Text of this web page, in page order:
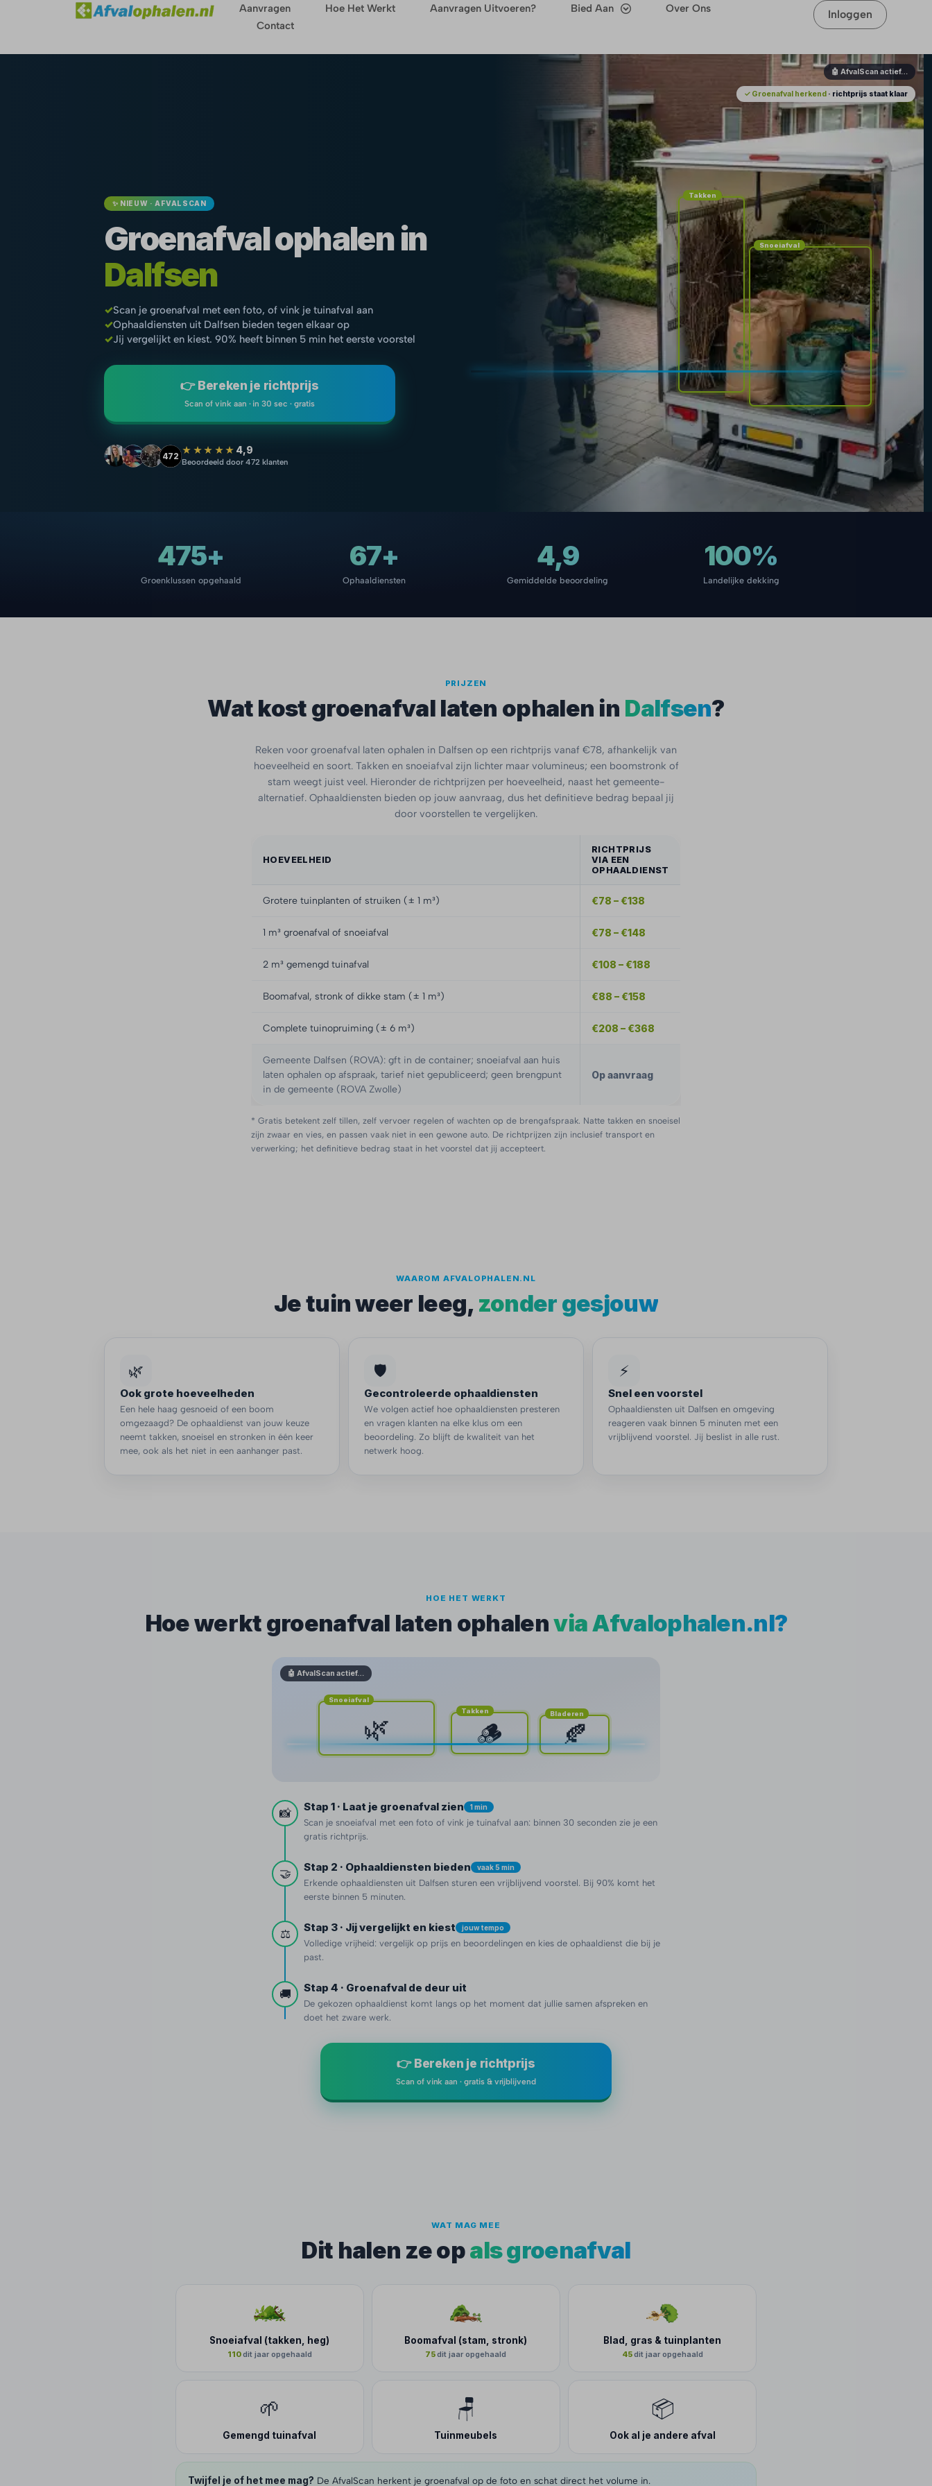
Aanvragen Hoe Het Werkt Aanvragen Uitvoeren? Bied Aan
Over Ons
Contact
Inloggen
🤖 AfvalScan actief…
Takken
Snoeiafval
✓ Groenafval herkend · richtprijs staat klaar
✨ NIEUW · AFVALSCAN
Groenafval ophalen in
Dalfsen
✓Scan je groenafval met een foto, of vink je tuinafval aan
✓Ophaaldiensten uit Dalfsen bieden tegen elkaar op
✓Jij vergelijkt en kiest. 90% heeft binnen 5 min het eerste voorstel
👉 Bereken je richtprijs
Scan of vink aan · in 30 sec · gratis
472 ★★★★★ 4,9
Beoordeeld door 472 klanten
475+
Groenklussen opgehaald
67+
Ophaaldiensten
4,9
Gemiddelde beoordeling
100%
Landelijke dekking
PRIJZEN
Wat kost groenafval laten ophalen in Dalfsen?
Reken voor groenafval laten ophalen in Dalfsen op een richtprijs vanaf €78, afhankelijk van
hoeveelheid en soort. Takken en snoeiafval zijn lichter maar volumineus; een boomstronk of
stam weegt juist veel. Hieronder de richtprijzen per hoeveelheid, naast het gemeente-
alternatief. Ophaaldiensten bieden op jouw aanvraag, dus het definitieve bedrag bepaal jij
door voorstellen te vergelijken.
HOEVEELHEID
RICHTPRIJS
VIA EEN
OPHAALDIENST
Grotere tuinplanten of struiken (± 1 m³) €78 – €138
1 m³ groenafval of snoeiafval €78 – €148
2 m³ gemengd tuinafval €108 – €188
Boomafval, stronk of dikke stam (± 1 m³) €88 – €158
Complete tuinopruiming (± 6 m³) €208 – €368
Gemeente Dalfsen (ROVA): gft in de container; snoeiafval aan huis
laten ophalen op afspraak, tarief niet gepubliceerd; geen brengpunt
in de gemeente (ROVA Zwolle)
Op aanvraag
* Gratis betekent zelf tillen, zelf vervoer regelen of wachten op de brengafspraak. Natte takken en snoeisel
zijn zwaar en vies, en passen vaak niet in een gewone auto. De richtprijzen zijn inclusief transport en
verwerking; het definitieve bedrag staat in het voorstel dat jij accepteert.
WAAROM AFVALOPHALEN.NL
Je tuin weer leeg, zonder gesjouw
🌿
Ook grote hoeveelheden
Een hele haag gesnoeid of een boom
omgezaagd? De ophaaldienst van jouw keuze
neemt takken, snoeisel en stronken in één keer
mee, ook als het niet in een aanhanger past.
🛡️
Gecontroleerde ophaaldiensten
We volgen actief hoe ophaaldiensten presteren
en vragen klanten na elke klus om een
beoordeling. Zo blijft de kwaliteit van het
netwerk hoog.
⚡
Snel een voorstel
Ophaaldiensten uit Dalfsen en omgeving
reageren vaak binnen 5 minuten met een
vrijblijvend voorstel. Jij beslist in alle rust.
HOE HET WERKT
Hoe werkt groenafval laten ophalenvia Afvalophalen.nl?
🤖 AfvalScan actief…
Snoeiafval
🌿
Takken
🪵
Bladeren
🍂
📸 Stap 1 · Laat je groenafval zien 1 min
Scan je snoeiafval met een foto of vink je tuinafval aan: binnen 30 seconden zie je een
gratis richtprijs.
🤝 Stap 2 · Ophaaldiensten bieden vaak 5 min
Erkende ophaaldiensten uit Dalfsen sturen een vrijblijvend voorstel. Bij 90% komt het
eerste binnen 5 minuten.
⚖️ Stap 3 · Jij vergelijkt en kiest jouw tempo
Volledige vrijheid: vergelijk op prijs en beoordelingen en kies de ophaaldienst die bij je
past.
🚚 Stap 4 · Groenafval de deur uit
De gekozen ophaaldienst komt langs op het moment dat jullie samen afspreken en
doet het zware werk.
👉 Bereken je richtprijs
Scan of vink aan · gratis & vrijblijvend
WAT MAG MEE
Dit halen ze opals groenafval
Snoeiafval (takken, heg)
110dit jaar opgehaald
Boomafval (stam, stronk)
75dit jaar opgehaald
Blad, gras & tuinplanten
45dit jaar opgehaald
🌱
Gemengd tuinafval
🪑
Tuinmeubels
📦
Ook al je andere afval
Twijfel je of het mee mag? De AfvalScan herkent je groenafval op de foto en schat direct het volume in.